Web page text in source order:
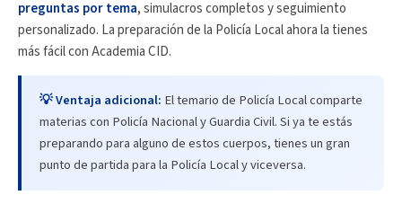
preguntas por tema, simulacros completos y seguimiento
personalizado. La preparación de la Policía Local ahora la tienes
más fácil con Academia CID.
💡 Ventaja adicional: El temario de Policía Local comparte
materias con Policía Nacional y Guardia Civil. Si ya te estás
preparando para alguno de estos cuerpos, tienes un gran
punto de partida para la Policía Local y viceversa.